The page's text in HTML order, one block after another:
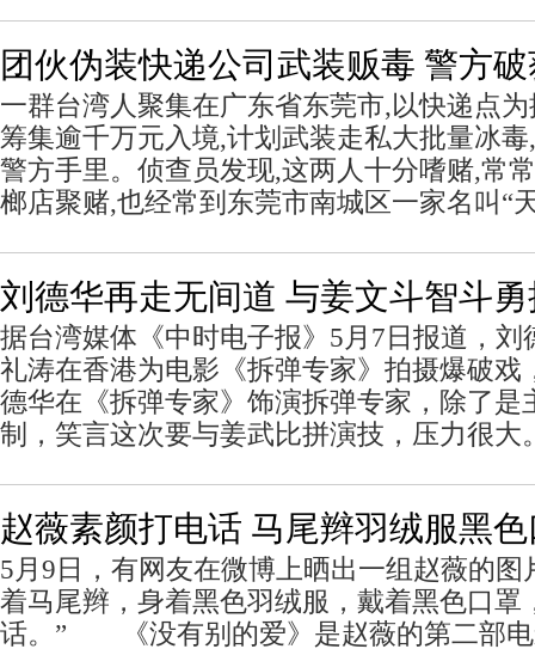
团伙伪装快递公司武装贩毒 警方
一群台湾人聚集在广东省东莞市,以快递点
筹集逾千万元入境,计划武装走私大批量冰
警方手里。侦查员发现,这两人十分嗜赌,常
榔店聚赌,也经常到东莞市南城区一家名叫“
刘德华再走无间道 与姜文斗智斗
据台湾媒体《中时电子报》5月7日报道，刘
礼涛在香港为电影《拆弹专家》拍摄爆破戏
德华在《拆弹专家》饰演拆弹专家，除了是
制，笑言这次要与姜武比拼演技，压力很大
赵薇素颜打电话 马尾辫羽绒服黑
5月9日，有网友在微博上晒出一组赵薇的图
着马尾辫，身着黑色羽绒服，戴着黑色口罩
话。” 《没有别的爱》是赵薇的第二部电